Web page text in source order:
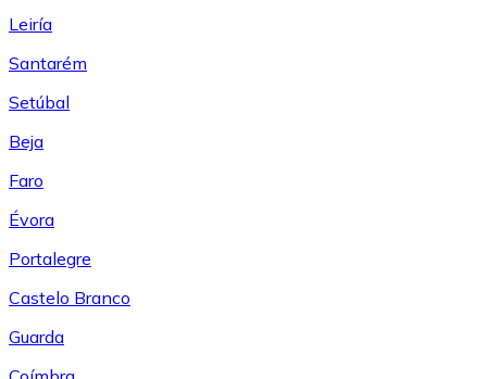
Leiría
Santarém
Setúbal
Beja
Faro
Évora
Portalegre
Castelo Branco
Guarda